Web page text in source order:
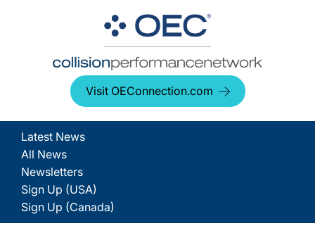
Visit OEConnection.com
Latest News
All News
Newsletters
Sign Up (USA)
Sign Up (Canada)